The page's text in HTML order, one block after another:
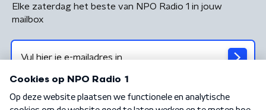
Elke zaterdag het beste van NPO Radio 1 in jouw
mailbox